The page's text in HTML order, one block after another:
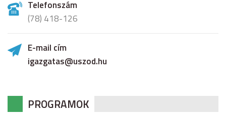
Telefonszám
(78) 418-126
E-mail cím
igazgatas@uszod.hu
PROGRAMOK